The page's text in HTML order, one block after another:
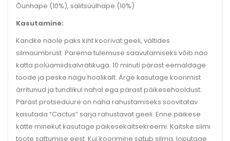
Õunhape (10%), salitsüülhape (10%)
Kasutamine:
Kandke näole paks kiht koorivat geeli, vältides
silmaümbrust. Parema tulemuse saavutamiseks võib näo
katta polüamiidsalvrätikuga. 10 minuti pärast eemaldage
toode ja peske nägu hoolikalt. Ärge kasutage koorimist
ärritunud ja tundlikul nahal ega pärast päikesehooldust.
Pärast protseduure on naha rahustamiseks soovitatav
kasutada “Cactus” sarja rahustavat geeli. Enne päikese
kätte minekut kasutage päikesekaitsekreemi. Kaitske silmi
toote sattumise eest. Kui koorimine satub silma, loputage